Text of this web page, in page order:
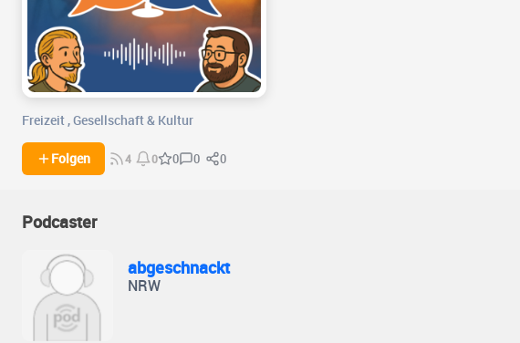
Freizeit ,Gesellschaft & Kultur
Folgen 4 0 0 0 0
Podcaster
abgeschnackt
NRW